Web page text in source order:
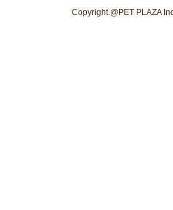
Copyright.@PET PLAZA